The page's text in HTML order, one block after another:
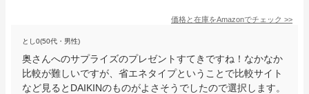
価格と在庫をAmazonでチェック >>
とし0(50代・男性)
奥さんへのサプライズのプレゼントすてきですね！なかなか
比較が難しいですが、省エネタイプということで比較サイト
など見るとDAIKINのものがよさそうでしたので選択します。